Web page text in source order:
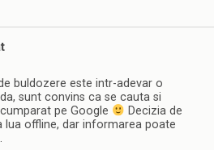
buldozere este intr-adevar o
sunt convins ca se cauta si
pe Google
Decizia de
lua offline, dar informarea poate